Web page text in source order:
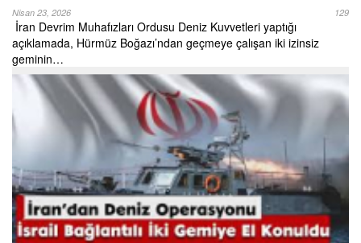
Nisan 23, 2026 129
İran Devrim Muhafızları Ordusu Deniz Kuvvetleri yaptığı
açıklamada, Hürmüz Boğazı’ndan geçmeye çalışan iki izinsiz
geminin…